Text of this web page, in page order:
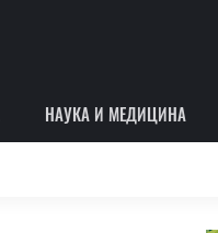
НАУКА И МЕДИЦИНА